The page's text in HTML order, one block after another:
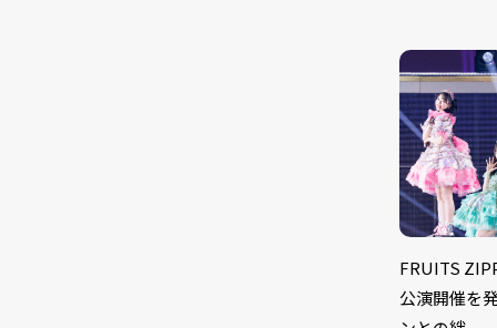
FRUITS
公演開催を